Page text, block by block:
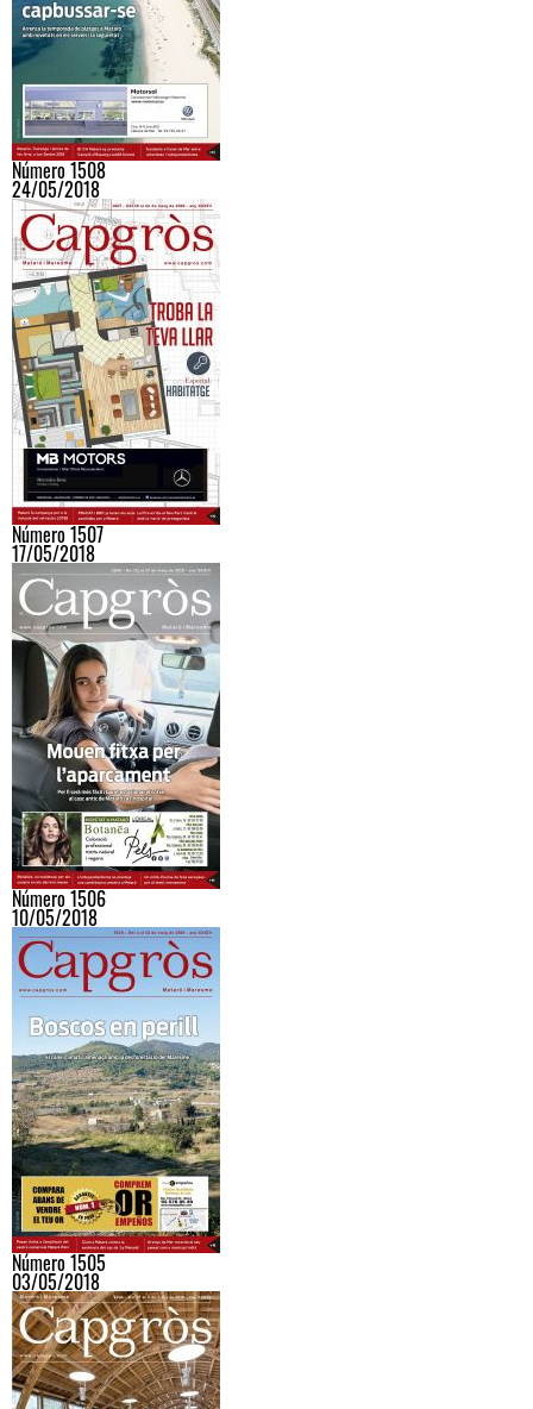
Número 1508
24/05/2018
Número 1507
17/05/2018
Número 1506
10/05/2018
Número 1505
03/05/2018